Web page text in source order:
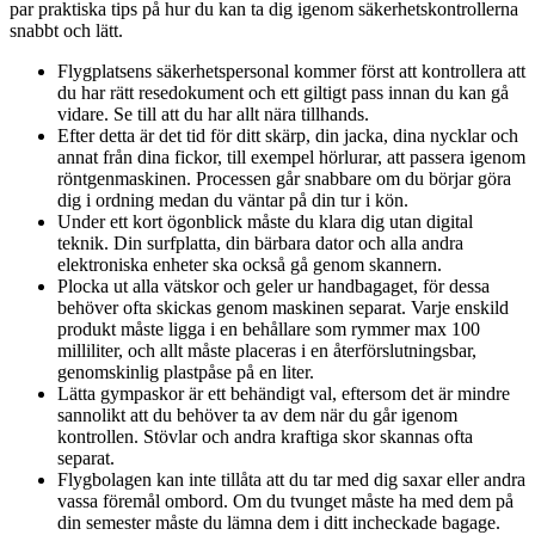
par praktiska tips på hur du kan ta dig igenom säkerhetskontrollerna
snabbt och lätt.
Flygplatsens säkerhetspersonal kommer först att kontrollera att
du har rätt resedokument och ett giltigt pass innan du kan gå
vidare. Se till att du har allt nära tillhands.
Efter detta är det tid för ditt skärp, din jacka, dina nycklar och
annat från dina fickor, till exempel hörlurar, att passera igenom
röntgenmaskinen. Processen går snabbare om du börjar göra
dig i ordning medan du väntar på din tur i kön.
Under ett kort ögonblick måste du klara dig utan digital
teknik. Din surfplatta, din bärbara dator och alla andra
elektroniska enheter ska också gå genom skannern.
Plocka ut alla vätskor och geler ur handbagaget, för dessa
behöver ofta skickas genom maskinen separat. Varje enskild
produkt måste ligga i en behållare som rymmer max 100
milliliter, och allt måste placeras i en återförslutningsbar,
genomskinlig plastpåse på en liter.
Lätta gympaskor är ett behändigt val, eftersom det är mindre
sannolikt att du behöver ta av dem när du går igenom
kontrollen. Stövlar och andra kraftiga skor skannas ofta
separat.
Flygbolagen kan inte tillåta att du tar med dig saxar eller andra
vassa föremål ombord. Om du tvunget måste ha med dem på
din semester måste du lämna dem i ditt incheckade bagage.